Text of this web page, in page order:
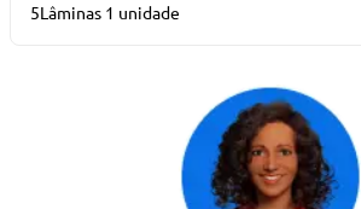
5Lâminas 1 unidade